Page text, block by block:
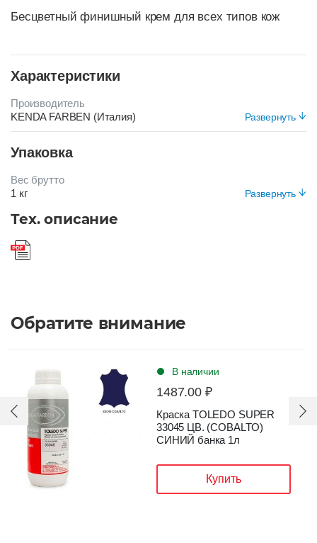
Бесцветный финишный крем для всех типов кож
Характеристики
Развернуть
Производитель
KENDA FARBEN (Италия)
Нет
24 месяца
НЕЙТРАЛЬНЫЙ
Упаковка
Развернуть
Вес брутто
1 кг
Вид упаковки
Банка пластиковая
Тех. описание
Обратите внимание
В наличии
1487.00 ₽
Краска TOLEDO SUPER
33045 ЦВ. (COBALTO)
СИНИЙ банка 1л
Купить